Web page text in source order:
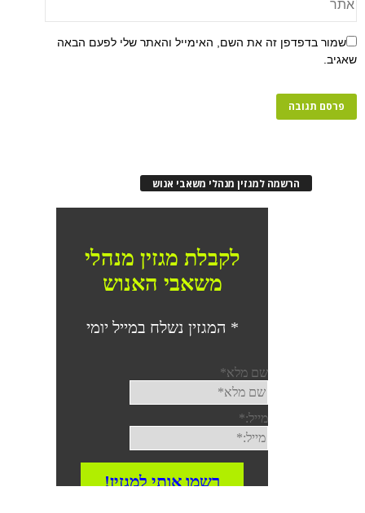
שמור בדפדפן זה את השם, האימייל והאתר שלי לפעם הבאה
שאגיב.
הרשמה למגזין מנהלי משאבי אנוש